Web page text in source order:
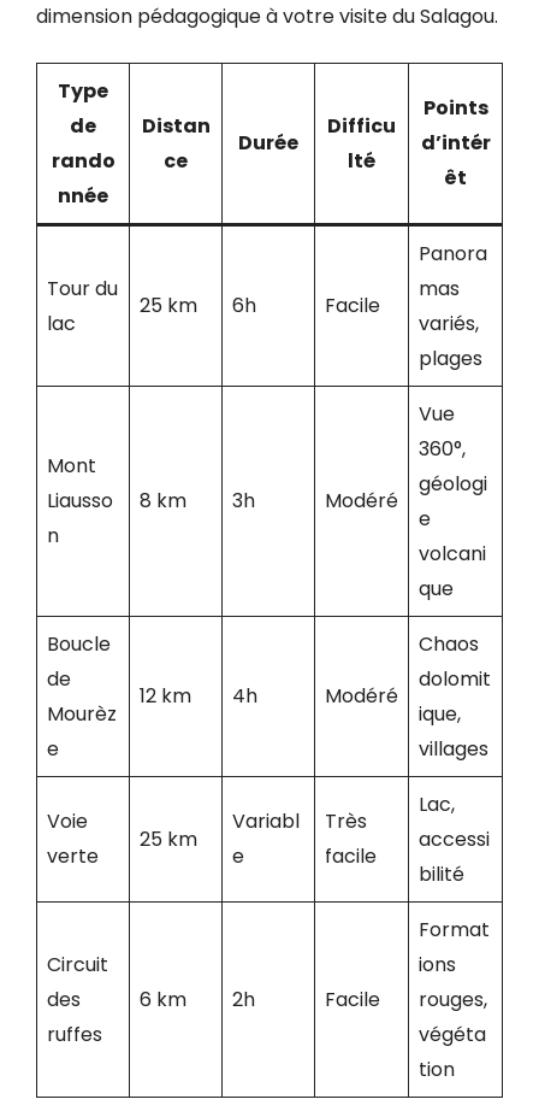
dimension pédagogique à votre visite du Salagou.
Type
de
rando
nnée
Distan
ce
Durée
Difficu
lté
Points
d’intér
êt
Tour du
lac
25 km 6h Facile
Panora
mas
variés,
plages
Mont
Liausso
n
8 km 3h Modéré
Vue
360°,
géologi
e
volcani
que
Boucle
de
Mourèz
e
12 km 4h Modéré
Chaos
dolomit
ique,
villages
Voie
verte
25 km
Variabl
e
Très
facile
Lac,
accessi
bilité
Circuit
des
ruffes
6 km 2h Facile
Format
ions
rouges,
végéta
tion